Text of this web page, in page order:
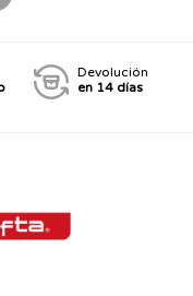
Devolución
en 14 días